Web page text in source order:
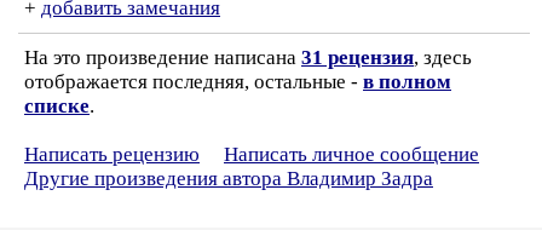
+ добавить замечания
На это произведение написана 31 рецензия, здесь
отображается последняя, остальные - в полном
списке.
Написать рецензию
Написать личное сообщение
Другие произведения автора Владимир Задра